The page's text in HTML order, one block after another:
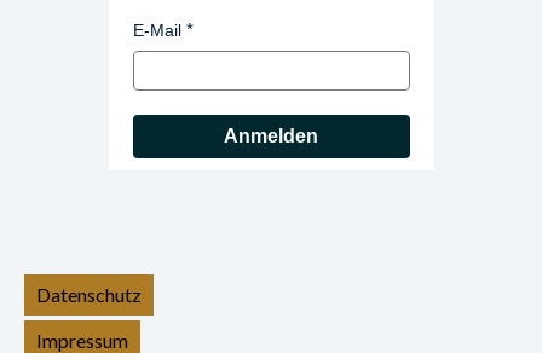
E-Mail
Anmelden
Datenschutz
Impressum